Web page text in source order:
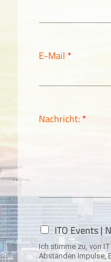
E-Mail *
Nachricht: *
N
e
w
ITO Events |
Ich stimme zu, von
Abständen Impulse,